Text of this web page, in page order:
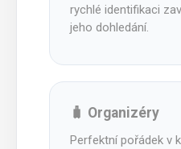
rychlé identifikaci
jeho dohledání.
🧳 Organizéry
Perfektní pořádek v